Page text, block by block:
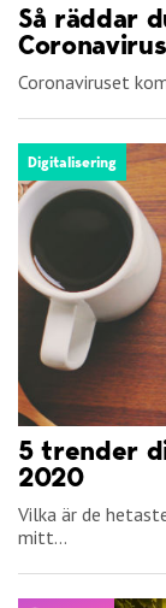
Så räddar
Coronaviruset
Digitalisering
5 trender
2020
Vilka är de
mitt...